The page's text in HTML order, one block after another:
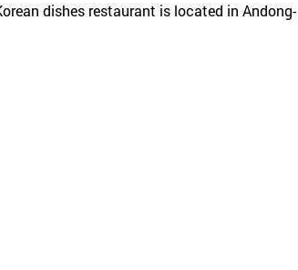
dishes restaurant is located in Andong-